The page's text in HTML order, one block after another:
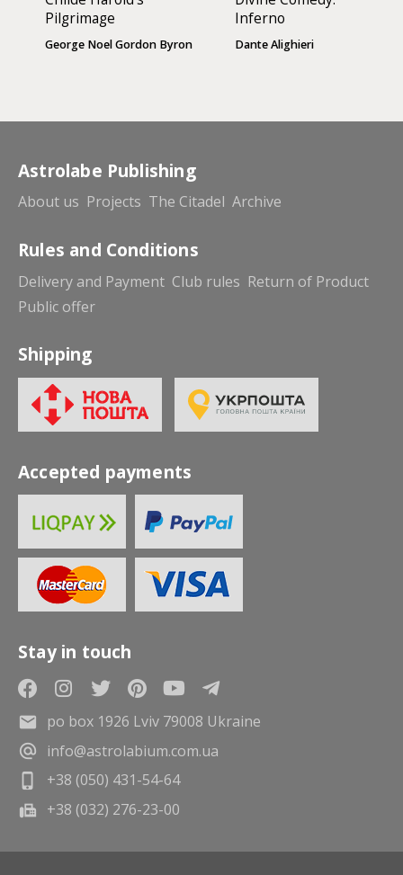
Pilgrimage
George Noel Gordon Byron
Inferno
Dante Alighieri
Astrolabe Publishing
About us Projects The Citadel Archive
Rules and Conditions
Delivery and Payment Club rules Return of Product
Public offer
Shipping
Accepted payments
Stay in touch
po box 1926 Lviv 79008 Ukraine
info@astrolabium.com.ua
+38 (050) 431-54-64
+38 (032) 276-23-00